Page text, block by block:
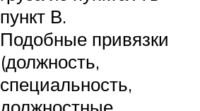
пункт В.
Подобные привязки
(должность,
специальность,